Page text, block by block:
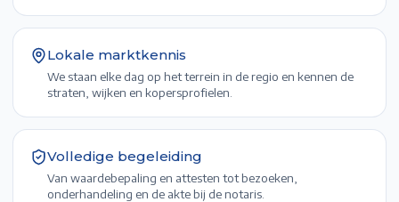
Lokale marktkennis
We staan elke dag op het terrein in de regio en kennen de
straten, wijken en kopersprofielen.
Volledige begeleiding
Van waardebepaling en attesten tot bezoeken,
onderhandeling en de akte bij de notaris.